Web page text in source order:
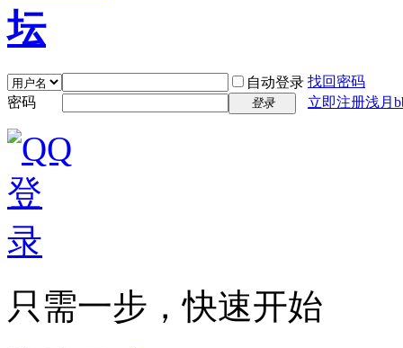
自动登录 找回密码
密码
登录 立即注册浅月
只需一步，快速开始